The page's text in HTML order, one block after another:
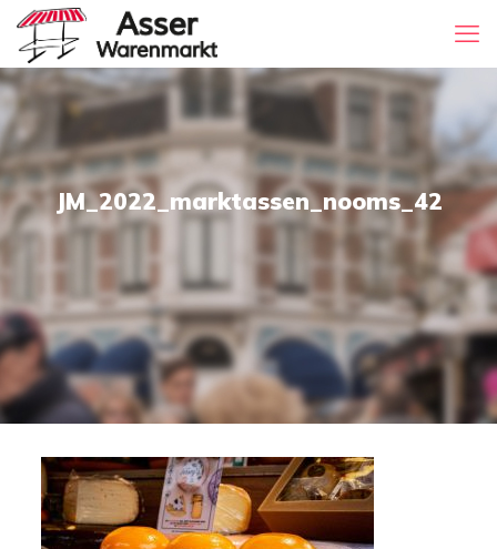
JM_2022_marktassen_nooms_42